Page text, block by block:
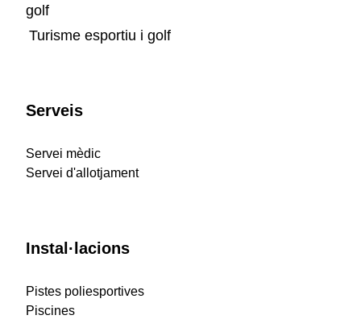
Turisme esportiu i golf
Serveis
Servei mèdic
Servei d'allotjament
Instal·lacions
Pistes poliesportives
Piscines